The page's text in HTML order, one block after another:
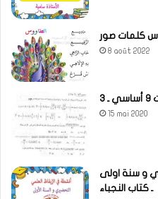
كلمات صور
8 août 2022
15 mai 2020
و سنة اولى
ـ كتاب النجباء